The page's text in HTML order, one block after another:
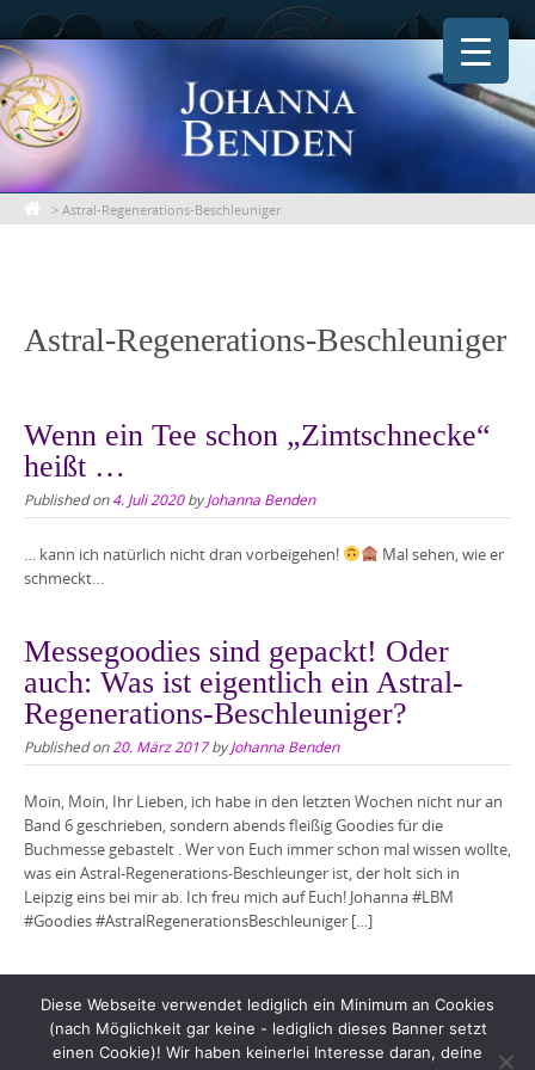
Skip
to
content
> Astral-Regenerations-Beschleuniger
Astral-Regenerations-Beschleuniger
Wenn ein Tee schon „Zimtschnecke“
heißt …
Published on4. Juli 2020byJohanna Benden
… kann ich natürlich nicht dran vorbeigehen!
Mal sehen, wie er
schmeckt…
Messegoodies sind gepackt! Oder
auch: Was ist eigentlich ein Astral-
Regenerations-Beschleuniger?
Published on20. März 2017byJohanna Benden
Moin, Moin, Ihr Lieben, ich habe in den letzten Wochen nicht nur an
Band 6 geschrieben, sondern abends fleißig Goodies für die
Buchmesse gebastelt . Wer von Euch immer schon mal wissen wollte,
was ein Astral-Regenerations-Beschleunger ist, der holt sich in
Leipzig eins bei mir ab. Ich freu mich auf Euch! Johanna #LBM
#Goodies #AstralRegenerationsBeschleuniger […]
Diese Webseite verwendet lediglich ein Minimum an Cookies
(nach Möglichkeit gar keine - lediglich dieses Banner setzt
einen Cookie)! Wir haben keinerlei Interesse daran, deine